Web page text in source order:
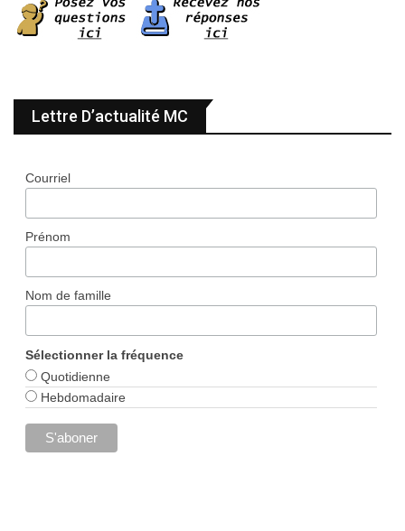
Lettre D’actualité MC
Courriel
Prénom
Nom de famille
Sélectionner la fréquence
Quotidienne
Hebdomadaire